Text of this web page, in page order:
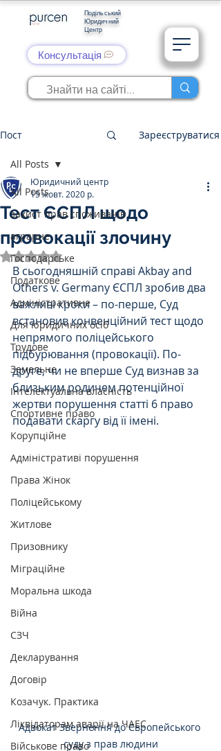
Подільський
Юридичний
Центр
Консультація
Пост Зареєструватися
All Posts
захист прав споживачів
аграрне
Господарське
Податкове
Адміністративне
Для юридичних осіб
Трудове
Земельне
Інтелектуальна власність
Спортивне право
Корупційне
Адміністративі порушення
Права Жінок
Поліцейському
Житлове
Призовнику
Міграційне
Моральна шкода
Війна
СЗЧ
Декларування
Договір
Козачук. Практика
Ліквідаторам аварії на ЧАЕС
Військове право
All Posts
Тест ЄСПЛ щодо
провокації злочину
Юридичний центр
15 жовт. 2020 р.
Оцінка: NaN з 5 зірок.
В сьогодняшній справі Akbay and
Others v. Germany ЄСПЛ зробив два
важливі кроки – по-перше, Суд
встановив конвенційний тест щодо
непрямого поліцейського
підбурювання (провокації). По-
друге, чи не вперше Суд визнав за
близьким родичем потенційної
жертви порушення статті 6 право
подавати скаргу від її імені.
Адвокат Звернення до Європейського
суду з прав людини